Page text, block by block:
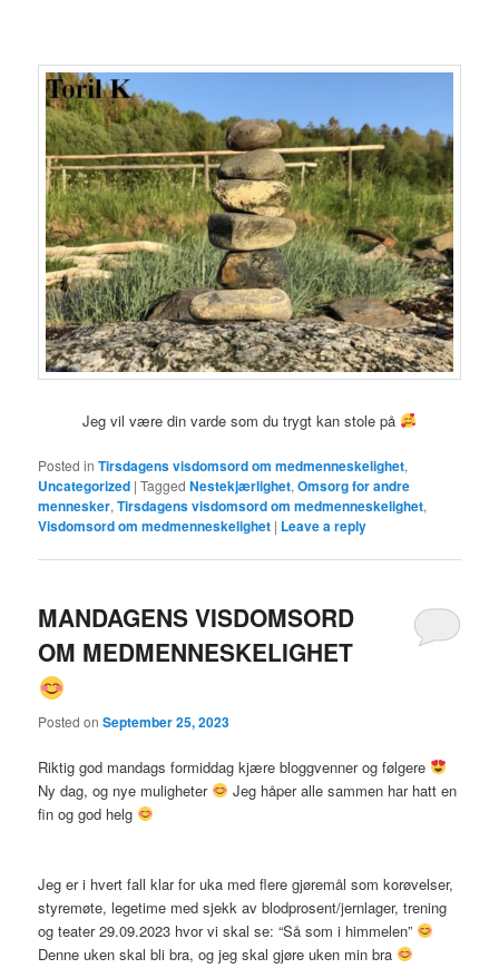
Jeg vil være din varde som du trygt kan stole på
Posted in Tirsdagens visdomsord om medmenneskelighet,
Uncategorized |Tagged Nestekjærlighet,Omsorg for andre
mennesker,Tirsdagens visdomsord om medmenneskelighet,
Visdomsord om medmenneskelighet | Leave a reply
MANDAGENS VISDOMSORD
OM MEDMENNESKELIGHET
Posted onSeptember 25, 2023
Riktig god mandags formiddag kjære bloggvenner og følgere
Ny dag, og nye muligheter
Jeg håper alle sammen har hatt en
fin og god helg
Jeg er i hvert fall klar for uka med flere gjøremål som korøvelser,
styremøte, legetime med sjekk av blodprosent/jernlager, trening
og teater 29.09.2023 hvor vi skal se: “Så som i himmelen”
Denne uken skal bli bra, og jeg skal gjøre uken min bra